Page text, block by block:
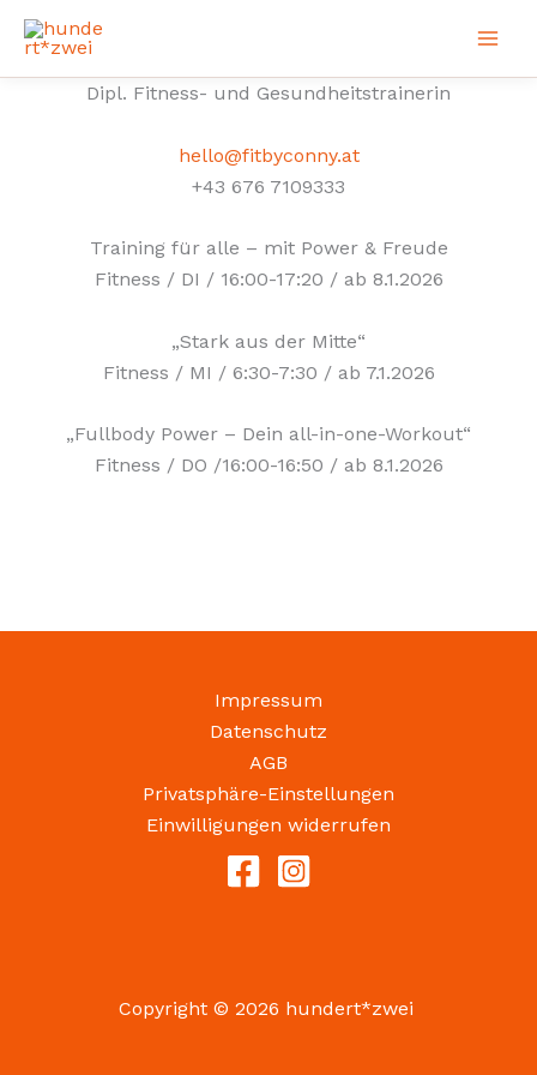
Zum
Inhalt
springen
Dipl. Fitness- und Gesundheitstrainerin
hello@fitbyconny.at
+43 676 7109333
Training für alle – mit Power & Freude
Fitness / DI / 16:00-17:20 / ab 8.1.2026
„Stark aus der Mitte“
Fitness / MI / 6:30-7:30 / ab 7.1.2026
„Fullbody Power – Dein all-in-one-Workout“
Fitness / DO /16:00-16:50 / ab 8.1.2026
Impressum
Datenschutz
AGB
Privatsphäre-Einstellungen
Einwilligungen widerrufen
Copyright © 2026 hundert*zwei